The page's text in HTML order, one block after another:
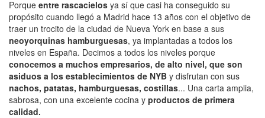
Porque entre rascacielos ya sí que casi ha conseguido su
propósito cuando llegó a Madrid hace 13 años con el objetivo de
traer un trocito de la ciudad de Nueva York en base a sus
neoyorquinas hamburguesas, ya implantadas a todos los
niveles en España. Decimos a todos los niveles porque
conocemos a muchos empresarios, de alto nivel, que son
asiduos a los establecimientos de NYB y disfrutan con sus
nachos, patatas, hamburguesas, costillas... Una carta amplia,
sabrosa, con una excelente cocina y productos de primera
calidad.